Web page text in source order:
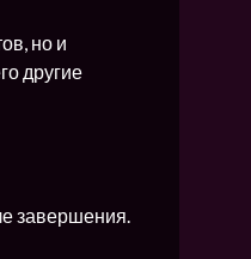
но и
другие
завершения.